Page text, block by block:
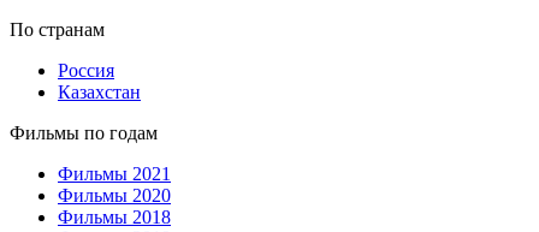
По странам
Россия
Казахстан
Фильмы по годам
Фильмы 2021
Фильмы 2020
Фильмы 2018